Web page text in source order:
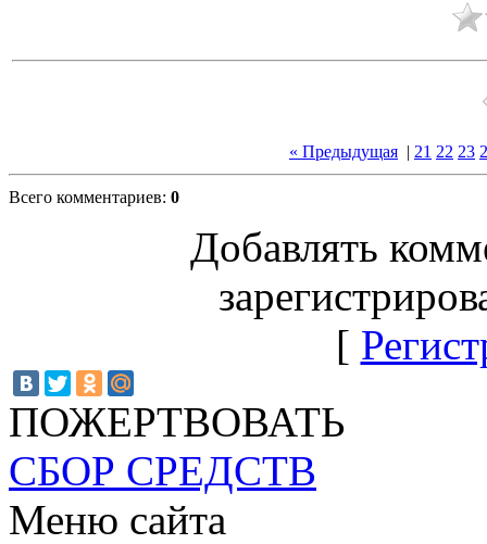
« Предыдущая | 21 22 23
Всего комментариев: 0
Добавлять
[
ПОЖЕРТВОВАТЬ
СБОР СРЕДСТВ
Меню сайта